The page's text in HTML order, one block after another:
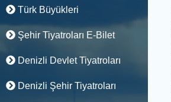
Türk Büyükleri
Şehir Tiyatroları E-Bilet
Denizli Devlet Tiyatroları
Denizli Şehir Tiyatroları